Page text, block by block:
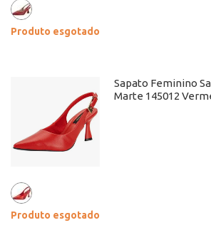
Produto esgotado
Sapato Feminino
Marte 145012
Produto esgotado